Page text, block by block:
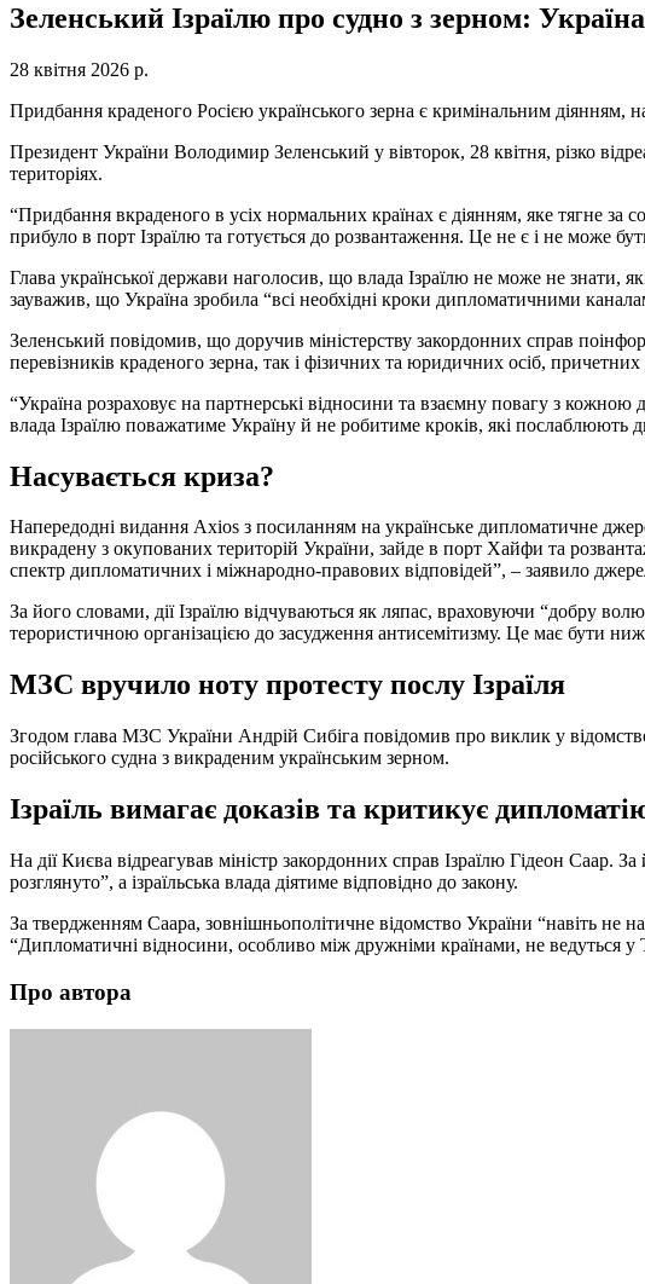
Зеленський Ізраїлю про судно з зерном: Україна
28 квітня 2026 р.
Придбання краденого Росією українського зерна є кримінальним діянням,
Президент України Володимир Зеленський у вівторок, 28 квітня, різко
територіях.
“Придбання вкраденого в усіх нормальних країнах є діянням, яке тягне
прибуло в порт Ізраїлю та готується до розвантаження. Це не є і не може
Глава української держави наголосив, що влада Ізраїлю не може не знати,
зауважив, що Україна зробила “всі необхідні кроки дипломатичними
Зеленський повідомив, що доручив міністерству закордонних справ
перевізників краденого зерна, так і фізичних та юридичних осіб,
“Україна розраховує на партнерські відносини та взаємну повагу з
влада Ізраїлю поважатиме Україну й не робитиме кроків, які послаблюють
Насувається криза?
Напередодні видання Axios з посиланням на українське дипломатичне
викрадену з окупованих територій України, зайде в порт Хайфи та
спектр дипломатичних і міжнародно-правових відповідей”, – заявило
За його словами, дії Ізраїлю відчуваються як ляпас, враховуючи “добру
терористичною організацією до засудження антисемітизму. Це має бути
МЗС вручило ноту протесту послу Ізраїля
Згодом глава МЗС України Андрій Сибіга повідомив про виклик у
російського судна з викраденим українським зерном.
Ізраїль вимагає доказів та критикує
На дії Києва відреагував міністр закордонних справ Ізраїлю Гідеон
розглянуто”, а ізраїльська влада діятиме відповідно до закону.
За твердженням Саара, зовнішньополітичне відомство України “навіть не
“Дипломатичні відносини, особливо між дружніми країнами, не ведуться
Про автора